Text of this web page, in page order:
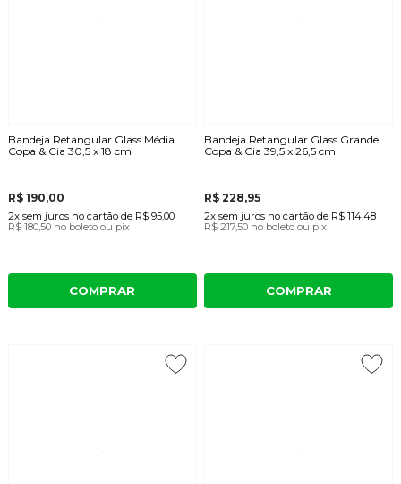
Bandeja Retangular Glass Média
Copa & Cia 30,5 x 18 cm
R$ 190,00
2x sem juros no cartãode R$ 95,00
R$ 180,50 no boleto ou pix
COMPRAR
Bandeja Retangular Glass Grande
Copa & Cia 39,5 x 26,5 cm
R$ 228,95
2x sem juros no cartão de R$ 114,48
R$ 217,50 no boleto ou pix
COMPRAR